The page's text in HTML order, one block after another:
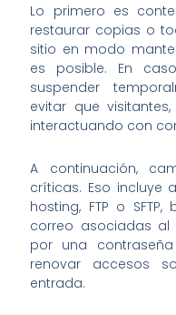
Lo primero es
restaurar copias o
sitio en modo
es posible. En
suspender
evitar que
interactuando con
A continuación,
críticas. Eso incluye
hosting, FTP o
correo asociadas al
por una
renovar accesos
entrada.